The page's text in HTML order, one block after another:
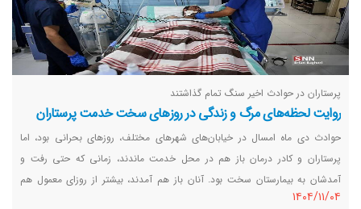
پرستاران در حوادث اخیر سنگ تمام گذاشتند
روایت لحظه‌های مرگ و زندگی در روزهای سخت خدمت پرستاران
حوادث دی ماه امسال در خیابان‌های شهرهای مختلف، روزهای بحرانی بود، اما
پرستاران و کادر درمان باز هم در محل خدمت ماندند، زمانی که حتی رفت و
آمدشان به بیمارستان سخت بود. آنان باز هم آمدند، بیشتر از روزای معمول هم
آمدند، شهید هم دادند و بار دیگر پرچم خدمت به مردم را سربلندانه بالا نگه
١٤٠٤/١١/٠٤